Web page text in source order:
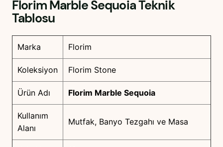
Florim Marble SequoiaTeknik
Tablosu
Marka Florim
Koleksiyon Florim Stone
Ürün Adı Florim Marble Sequoia
Kullanım
Alanı
Mutfak, Banyo Tezgahı ve Masa